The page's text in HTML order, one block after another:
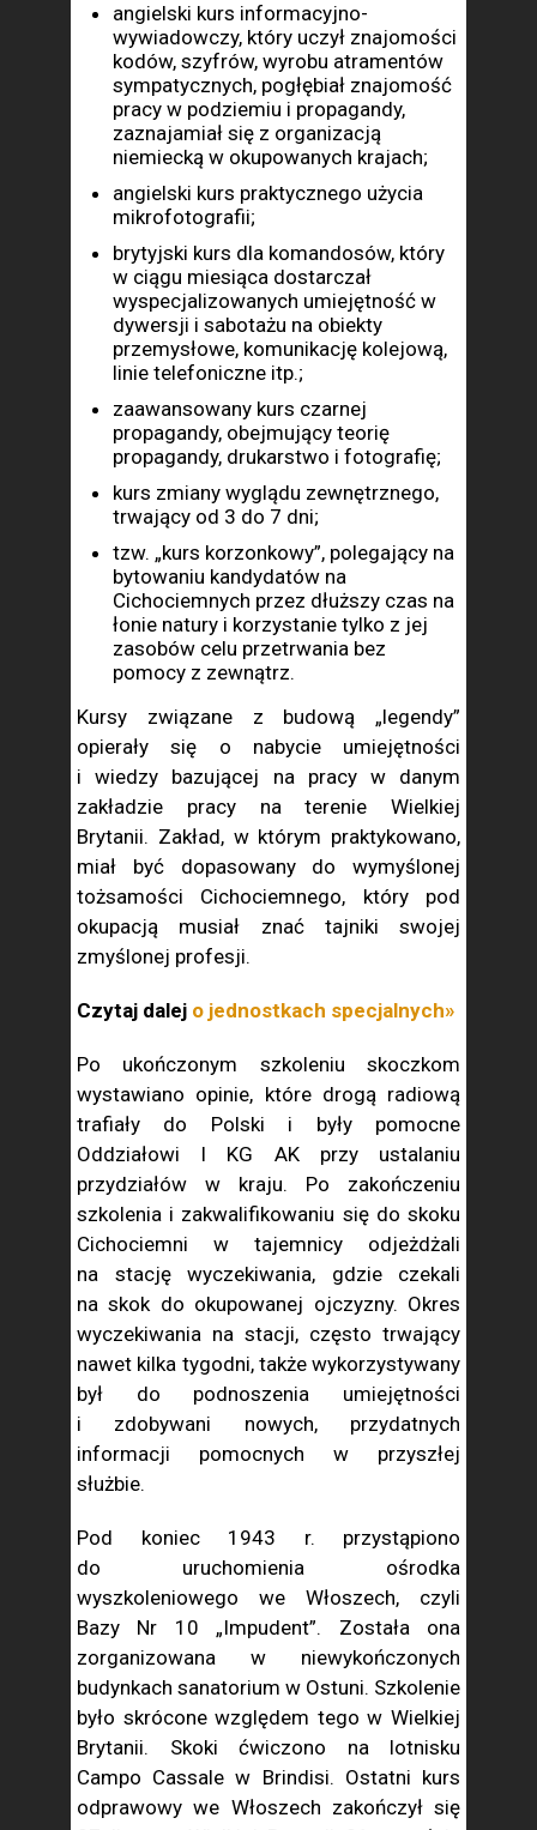
angielski kurs informacyjno-
wywiadowczy, który uczył znajomości
kodów, szyfrów, wyrobu atramentów
sympatycznych, pogłębiał znajomość
pracy w podziemiu i propagandy,
zaznajamiał się z organizacją
niemiecką w okupowanych krajach;
angielski kurs praktycznego użycia
mikrofotografii;
brytyjski kurs dla komandosów, który
w ciągu miesiąca dostarczał
wyspecjalizowanych umiejętność w
dywersji i sabotażu na obiekty
przemysłowe, komunikację kolejową,
linie telefoniczne itp.;
zaawansowany kurs czarnej
propagandy, obejmujący teorię
propagandy, drukarstwo i fotografię;
kurs zmiany wyglądu zewnętrznego,
trwający od 3 do 7 dni;
tzw. „kurs korzonkowy”, polegający na
bytowaniu kandydatów na
Cichociemnych przez dłuższy czas na
łonie natury i korzystanie tylko z jej
zasobów celu przetrwania bez
pomocy z zewnątrz.
Kursy związane z budową „legendy”
opierały się o nabycie umiejętności
i wiedzy bazującej na pracy w danym
zakładzie pracy na terenie Wielkiej
Brytanii. Zakład, w którym praktykowano,
miał być dopasowany do wymyślonej
tożsamości Cichociemnego, który pod
okupacją musiał znać tajniki swojej
zmyślonej profesji.
Czytaj dalej o jednostkach specjalnych»
Po ukończonym szkoleniu skoczkom
wystawiano opinie, które drogą radiową
trafiały do Polski i były pomocne
Oddziałowi I KG AK przy ustalaniu
przydziałów w kraju. Po zakończeniu
szkolenia i zakwalifikowaniu się do skoku
Cichociemni w tajemnicy odjeżdżali
na stację wyczekiwania, gdzie czekali
na skok do okupowanej ojczyzny. Okres
wyczekiwania na stacji, często trwający
nawet kilka tygodni, także wykorzystywany
był do podnoszenia umiejętności
i zdobywani nowych, przydatnych
informacji pomocnych w przyszłej
służbie.
Pod koniec 1943 r. przystąpiono
do uruchomienia ośrodka
wyszkoleniowego we Włoszech, czyli
Bazy Nr 10 „Impudent”. Została ona
zorganizowana w niewykończonych
budynkach sanatorium w Ostuni. Szkolenie
było skrócone względem tego w Wielkiej
Brytanii. Skoki ćwiczono na lotnisku
Campo Cassale w Brindisi. Ostatni kurs
odprawowy we Włoszech zakończył się